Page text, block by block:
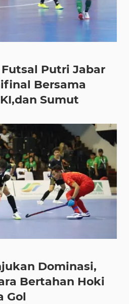
Putri Jabar
Bersama
Sumut
Dominasi,
Bertahan Hoki
Gol